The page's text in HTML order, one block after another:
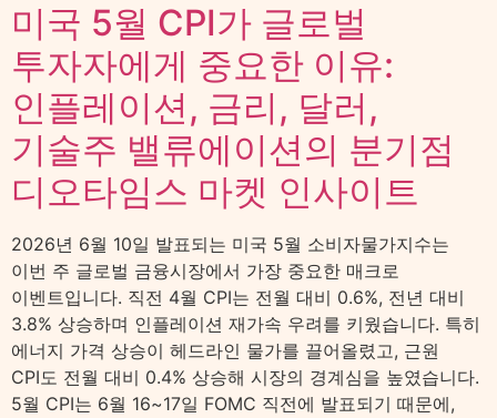
미국 5월 CPI가 글로벌
투자자에게 중요한 이유:
인플레이션, 금리, 달러,
기술주 밸류에이션의 분기점
디오타임스 마켓 인사이트
2026년 6월 10일 발표되는 미국 5월 소비자물가지수는
이번 주 글로벌 금융시장에서 가장 중요한 매크로
이벤트입니다. 직전 4월 CPI는 전월 대비 0.6%, 전년 대비
3.8% 상승하며 인플레이션 재가속 우려를 키웠습니다. 특히
에너지 가격 상승이 헤드라인 물가를 끌어올렸고, 근원
CPI도 전월 대비 0.4% 상승해 시장의 경계심을 높였습니다.
5월 CPI는 6월 16~17일 FOMC 직전에 발표되기 때문에,